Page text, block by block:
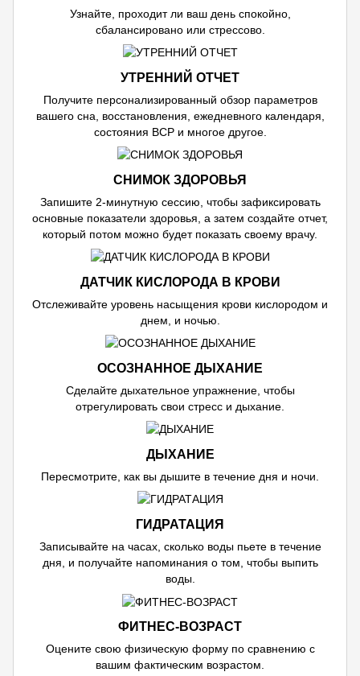
Узнайте, проходит ли ваш день спокойно,
сбалансировано или стрессово.
УТРЕННИЙ ОТЧЕТ
Получите персонализированный обзор параметров
вашего сна, восстановления, ежедневного календаря,
состояния ВСР и многое другое.
СНИМОК ЗДОРОВЬЯ
Запишите 2-минутную сессию, чтобы зафиксировать
основные показатели здоровья, а затем создайте отчет,
который потом можно будет показать своему врачу.
ДАТЧИК КИСЛОРОДА В КРОВИ
Отслеживайте уровень насыщения крови кислородом и
днем, и ночью.
ОСОЗНАННОЕ ДЫХАНИЕ
Сделайте дыхательное упражнение, чтобы
отрегулировать свои стресс и дыхание.
ДЫХАНИЕ
Пересмотрите, как вы дышите в течение дня и ночи.
ГИДРАТАЦИЯ
Записывайте на часах, сколько воды пьете в течение
дня, и получайте напоминания о том, чтобы выпить
воды.
ФИТНЕС-ВОЗРАСТ
Оцените свою физическую форму по сравнению с
вашим фактическим возрастом.